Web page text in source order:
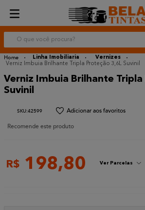
O que você procura?
Linha Imobiliaria
Vernizes
Verniz Imbuia Brilhante Tripla Proteção 3,6L Suvinil
Verniz Imbuia Brilhante
Suvinil
:42599
Recomende este produto
R$ 198,80 Ver Parcelas